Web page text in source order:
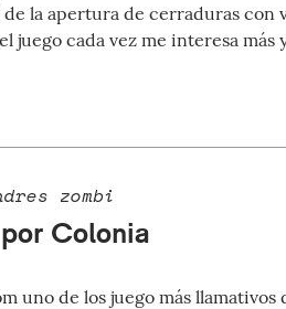
de la apertura de cerraduras
juego cada vez me interesa
zombi
Colonia
uno de los juego más